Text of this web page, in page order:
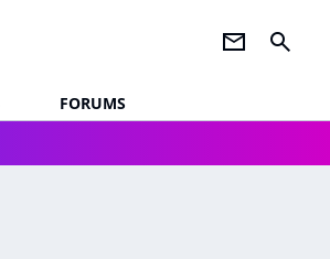
newsletter search
FORUMS